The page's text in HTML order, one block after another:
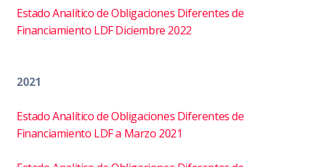
Estado Analítico de Obligaciones Diferentes de
Financiamiento LDF Diciembre 2022
2021
Estado Analítico de Obligaciones Diferentes de
Financiamiento LDF a Marzo 2021